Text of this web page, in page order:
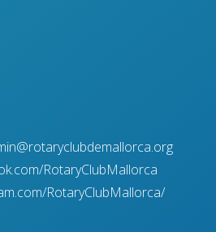
RotaryClubMallorca
RotaryClubMallorca/